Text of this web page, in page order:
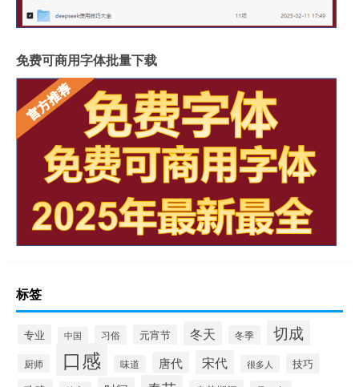
免费可商用字体批量下载
标签
专业 中国 习俗 元宵节 冬天 冬季 切成
厨师 口感 味道 唐代 宋代 很多人 技巧